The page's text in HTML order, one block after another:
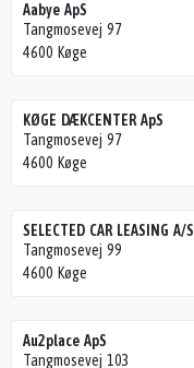
Aabye ApS
Tangmosevej 97
4600 Køge
KØGE DÆKCENTER ApS
Tangmosevej 97
4600 Køge
SELECTED CAR LEASING A/S
Tangmosevej 99
4600 Køge
Au2place ApS
Tangmosevej 103